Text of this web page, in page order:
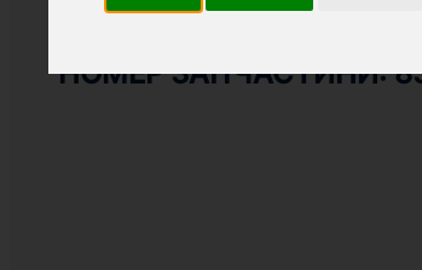
НОМЕР ЗАПЧАСТИНИ: